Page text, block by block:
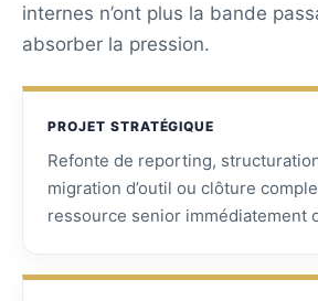
internes n’ont plus la bande
absorber la pression.
PROJET STRATÉGIQUE
Refonte de reporting,
migration d’outil ou clôture
ressource senior immédiatement